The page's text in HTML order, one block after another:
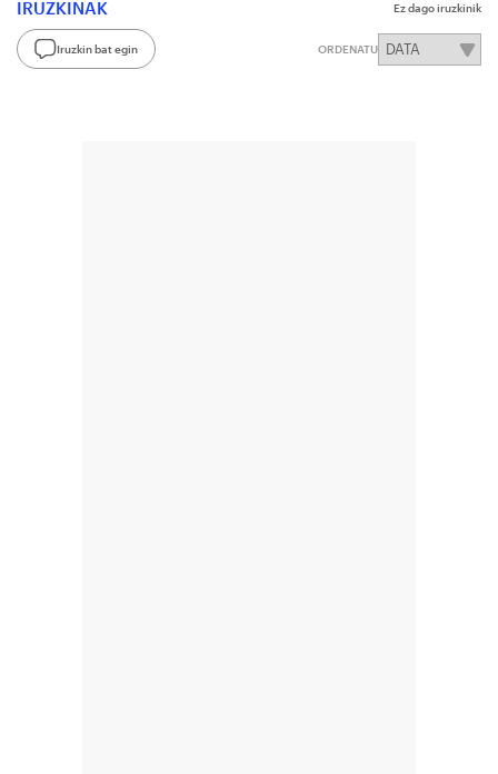
IRUZKINAK Ez dago iruzkinik
Iruzkin bat egin ORDENATU